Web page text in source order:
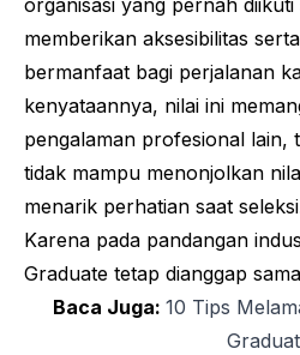
organisasi yang pernah
memberikan aksesibilitas
bermanfaat bagi perjalanan
kenyataannya, nilai ini
pengalaman profesional lain,
tidak mampu menonjolkan
menarik perhatian saat
Karena pada pandangan
Graduate tetap dianggap
Baca Juga: 10 Tips